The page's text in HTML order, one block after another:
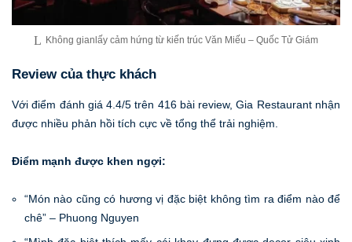
Không gianlấy cảm hứng từ kiến trúc Văn Miếu – Quốc Tử Giám
Review của thực khách
Với điểm đánh giá 4.4/5 trên 416 bài review, Gia Restaurant nhận
được nhiều phản hồi tích cực về tổng thể trải nghiệm.
Điểm mạnh được khen ngợi:
“Món nào cũng có hương vị đặc biệt không tìm ra điểm nào để
chê” – Phuong Nguyen